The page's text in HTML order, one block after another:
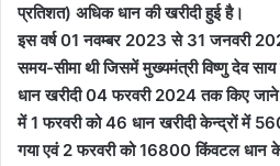
प्रतिशत) अधिक धान की खरीदी हुई है।
इस वर्ष 01 नवम्बर 2023 से 31 जनवरी
समय-सीमा थी जिसमें मुख्यमंत्री विष्णु देव साय
धान खरीदी 04 फरवरी 2024 तक किए जाने
में 1 फरवरी को 46 धान खरीदी केन्द्रों में
गया एवं 2 फरवरी को 16800 किंवटल धान